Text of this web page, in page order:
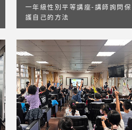
一年級性別平等講座-講師詢問保
護自己的方法